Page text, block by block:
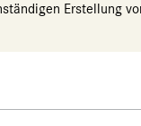
Erstellung